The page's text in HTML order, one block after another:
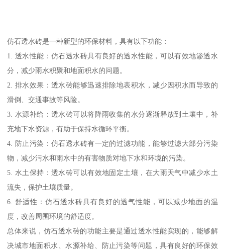
仿石透水砖是一种新型的环保材料，具有以下功能：
1. 透水性能：仿石透水砖具有良好的透水性能，可以有效地渗透水
分，减少雨水积聚和地面积水的问题。
2. 排水效果：透水砖能够迅速排除地表积水，减少因积水而导致的
滑倒、交通事故等风险。
3. 水源补给：透水砖可以将降雨收集的水分逐渐释放到土壤中，补
充地下水资源，有助于保持水循环平衡。
4. 防止污染：仿石透水砖有一定的过滤功能，能够过滤大部分污染
物，减少污水和雨水中的有害物质对地下水和环境的污染。
5. 水土保持：透水砖可以有效地固定土壤，在大雨天气中减少水土
流失，保护土壤质量。
6. 舒适性：仿石透水砖具有良好的透气性能，可以减少地面的温
度，改善周围环境的舒适度。
总体来说，仿石透水砖的功能主要是通过透水性能实现的，能够解
决城市地面积水、水源补给、防止污染等问题，具有良好的环保效